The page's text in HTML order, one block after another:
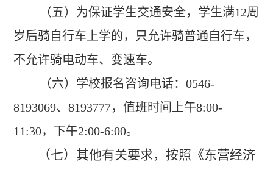
（五）为保证学生交通安全，学生满12周
岁后骑自行车上学的，只允许骑普通自行车，
不允许骑电动车、变速车。
（六）学校报名咨询电话：0546-
8193069、8193777，值班时间上午8:00-
11:30，下午2:00-6:00。
（七）其他有关要求，按照 《东营经济